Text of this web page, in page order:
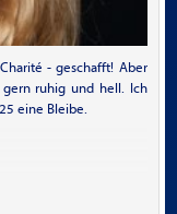
- geschafft! Aber
ruhig und hell. Ich
eine Bleibe.